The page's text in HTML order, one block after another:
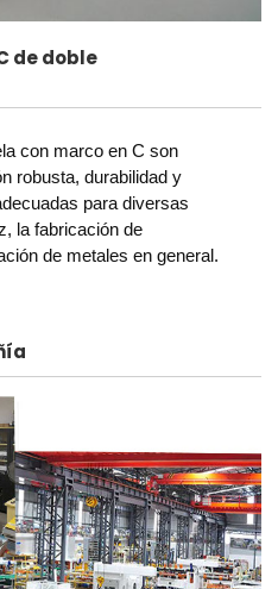
de doble
con marco en C son
robusta, durabilidad y
para diversas
la fabricación de
de metales en general.